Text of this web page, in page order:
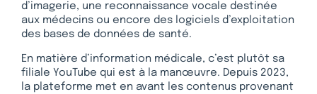
d’imagerie, une reconnaissance vocale destinée
aux médecins ou encore des logiciels d’exploitation
des bases de données de santé.
En matière d’information médicale, c’est plutôt sa
filiale YouTube qui est à la manœuvre. Depuis 2023,
la plateforme met en avant les contenus provenant